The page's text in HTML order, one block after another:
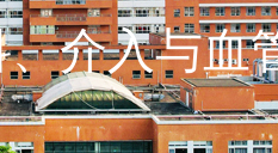
介入与血